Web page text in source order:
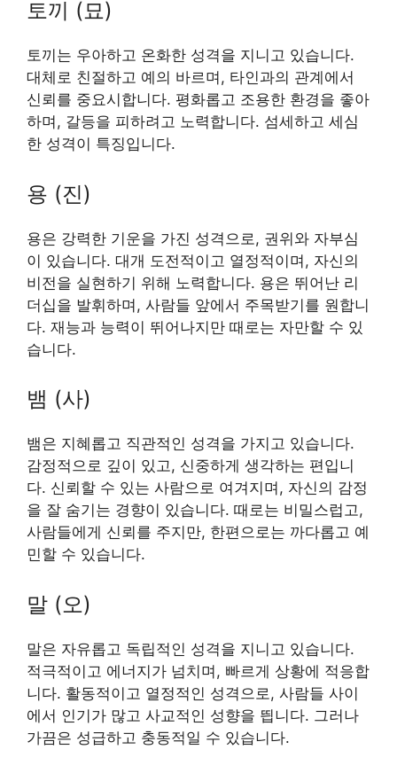
토끼 (묘)
토끼는 우아하고 온화한 성격을 지니고 있습니다.
대체로 친절하고 예의 바르며, 타인과의 관계에서
신뢰를 중요시합니다. 평화롭고 조용한 환경을 좋아
하며, 갈등을 피하려고 노력합니다. 섬세하고 세심
한 성격이 특징입니다.
용 (진)
용은 강력한 기운을 가진 성격으로, 권위와 자부심
이 있습니다. 대개 도전적이고 열정적이며, 자신의
비전을 실현하기 위해 노력합니다. 용은 뛰어난 리
더십을 발휘하며, 사람들 앞에서 주목받기를 원합니
다. 재능과 능력이 뛰어나지만 때로는 자만할 수 있
습니다.
뱀 (사)
뱀은 지혜롭고 직관적인 성격을 가지고 있습니다.
감정적으로 깊이 있고, 신중하게 생각하는 편입니
다. 신뢰할 수 있는 사람으로 여겨지며, 자신의 감정
을 잘 숨기는 경향이 있습니다. 때로는 비밀스럽고,
사람들에게 신뢰를 주지만, 한편으로는 까다롭고 예
민할 수 있습니다.
말 (오)
말은 자유롭고 독립적인 성격을 지니고 있습니다.
적극적이고 에너지가 넘치며, 빠르게 상황에 적응합
니다. 활동적이고 열정적인 성격으로, 사람들 사이
에서 인기가 많고 사교적인 성향을 띕니다. 그러나
가끔은 성급하고 충동적일 수 있습니다.